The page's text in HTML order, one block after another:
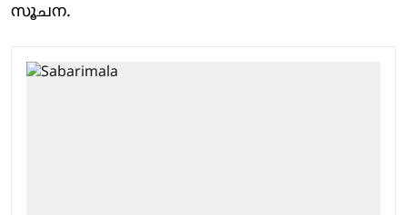
സൂചന.